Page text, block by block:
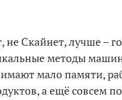
не Скайнет, лучше –
методы
мало памяти,
а ещё совсем